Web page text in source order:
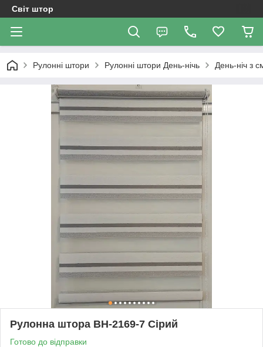
Світ штор
Рулонні штори Рулоннi штори День-нiчь День-ніч з
Рулонна штора ВН-2169-7 Сірий
Готово до відправки